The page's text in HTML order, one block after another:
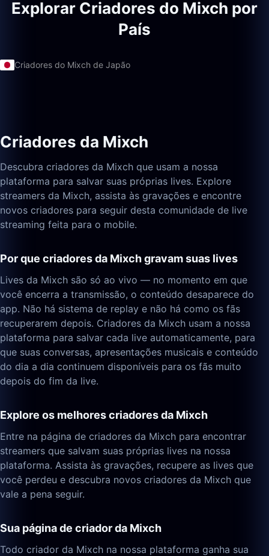
Explorar Criadores do Mixch por
País
Criadores do Mixch de Japão
Criadores da Mixch
Descubra criadores da Mixch que usam a nossa
plataforma para salvar suas próprias lives. Explore
streamers da Mixch, assista às gravações e encontre
novos criadores para seguir desta comunidade de live
streaming feita para o mobile.
Por que criadores da Mixch gravam suas lives
Lives da Mixch são só ao vivo — no momento em que
você encerra a transmissão, o conteúdo desaparece do
app. Não há sistema de replay e não há como os fãs
recuperarem depois. Criadores da Mixch usam a nossa
plataforma para salvar cada live automaticamente, para
que suas conversas, apresentações musicais e conteúdo
do dia a dia continuem disponíveis para os fãs muito
depois do fim da live.
Explore os melhores criadores da Mixch
Entre na página de criadores da Mixch para encontrar
streamers que salvam suas próprias lives na nossa
plataforma. Assista às gravações, recupere as lives que
você perdeu e descubra novos criadores da Mixch que
vale a pena seguir.
Sua página de criador da Mixch
Todo criador da Mixch na nossa plataforma ganha sua